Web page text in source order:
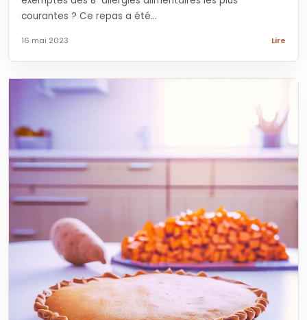
courantes ? Ce repas a été...
16 mai 2023 Lire